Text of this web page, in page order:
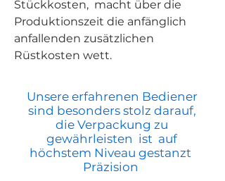
Stückkosten, macht über die
Produktionszeit die anfänglich
anfallenden zusätzlichen
Rüstkosten wett.
Unsere erfahrenen Bediener
sind besonders stolz darauf,
die Verpackung zu
gewährleisten ist auf
höchstem Niveau gestanzt
Präzision